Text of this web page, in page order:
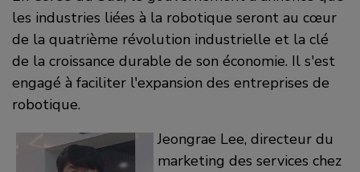
les industries liées à la robotique seront au cœur
de la quatrième révolution industrielle et la clé
de la croissance durable de son économie. Il s'est
engagé à faciliter l'expansion des entreprises de
robotique.
Jeongrae Lee, directeur du
marketing des services chez